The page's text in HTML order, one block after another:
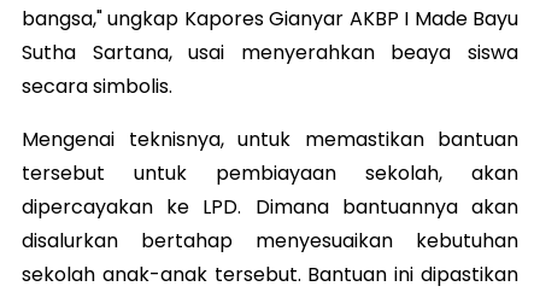
bangsa," ungkap Kapores Gianyar AKBP I Made Bayu
Sutha Sartana, usai menyerahkan beaya siswa
secara simbolis.
Mengenai teknisnya, untuk memastikan bantuan
tersebut untuk pembiayaan sekolah, akan
dipercayakan ke LPD. Dimana bantuannya akan
disalurkan bertahap menyesuaikan kebutuhan
sekolah anak-anak tersebut. Bantuan ini dipastikan